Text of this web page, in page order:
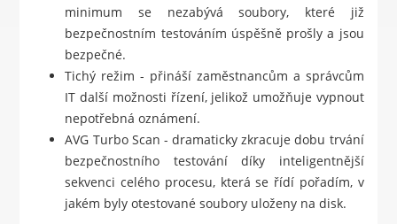
minimum se nezabývá soubory, které již
bezpečnostním testováním úspěšně prošly a jsou
bezpečné.
Tichý režim - přináší zaměstnancům a správcům
IT další možnosti řízení, jelikož umožňuje vypnout
nepotřebná oznámení.
AVG Turbo Scan - dramaticky zkracuje dobu trvání
bezpečnostního testování díky inteligentnější
sekvenci celého procesu, která se řídí pořadím, v
jakém byly otestované soubory uloženy na disk.